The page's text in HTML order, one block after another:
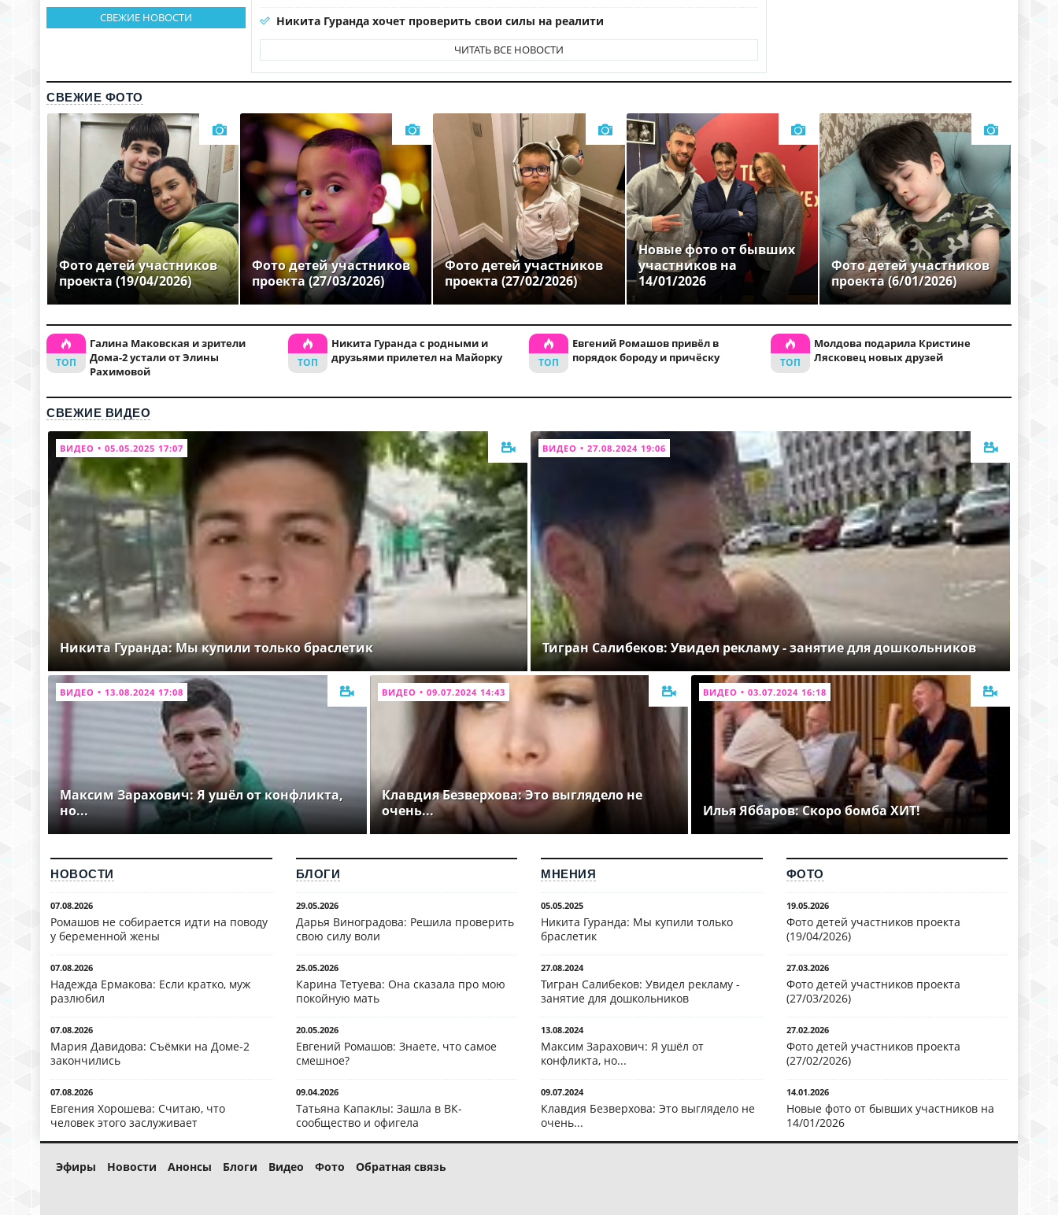
СВЕЖИЕ НОВОСТИ
Никита Гуранда хочет проверить свои силы на реалити
ЧИТАТЬ ВСЕ НОВОСТИ
СВЕЖИЕ ФОТО
Фото детей участников
проекта (19/04/2026)
Фото детей участников
проекта (27/03/2026)
Фото детей участников
проекта (27/02/2026)
Новые фото от бывших
участников на
14/01/2026
Фото детей участников
проекта (6/01/2026)
Галина Маковская и зрители
Дома-2 устали от Элины
Рахимовой
Никита Гуранда с родными и
друзьями прилетел на Майорку
Евгений Ромашов привёл в
порядок бороду и причёску
Молдова подарила Кристине
Лясковец новых друзей
СВЕЖИЕ ВИДЕО
ВИДЕО • 05.05.2025 17:07
Никита Гуранда: Мы купили только браслетик
ВИДЕО • 27.08.2024 19:06
Тигран Салибеков: Увидел рекламу - занятие для дошкольников
ВИДЕО • 13.08.2024 17:08
Максим Зарахович: Я ушёл от конфликта,
но...
ВИДЕО • 09.07.2024 14:43
Клавдия Безверхова: Это выглядело не
очень...
ВИДЕО • 03.07.2024 16:18
Илья Яббаров: Скоро бомба ХИТ!
НОВОСТИ
07.08.2026
Ромашов не собирается идти на поводу
у беременной жены
07.08.2026
Надежда Ермакова: Если кратко, муж
разлюбил
07.08.2026
Мария Давидова: Съёмки на Доме-2
закончились
07.08.2026
Евгения Хорошева: Считаю, что
человек этого заслуживает
БЛОГИ
29.05.2026
Дарья Виноградова: Решила проверить
свою силу воли
25.05.2026
Карина Тетуева: Она сказала про мою
покойную мать
20.05.2026
Евгений Ромашов: Знаете, что самое
смешное?
09.04.2026
Татьяна Капаклы: Зашла в ВК-
сообщество и офигела
МНЕНИЯ
05.05.2025
Никита Гуранда: Мы купили только
браслетик
27.08.2024
Тигран Салибеков: Увидел рекламу -
занятие для дошкольников
13.08.2024
Максим Зарахович: Я ушёл от
конфликта, но...
09.07.2024
Клавдия Безверхова: Это выглядело не
очень...
ФОТО
19.05.2026
Фото детей участников проекта
(19/04/2026)
27.03.2026
Фото детей участников проекта
(27/03/2026)
27.02.2026
Фото детей участников проекта
(27/02/2026)
14.01.2026
Новые фото от бывших участников на
14/01/2026
Эфиры Новости Анонсы Блоги Видео Фото Обратная связь